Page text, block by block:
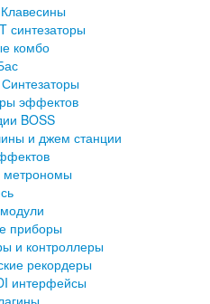
синтезаторы
комбо
эффектов
BOSS
и джем станции
приборы
и контроллеры
рекордеры
интерфейсы